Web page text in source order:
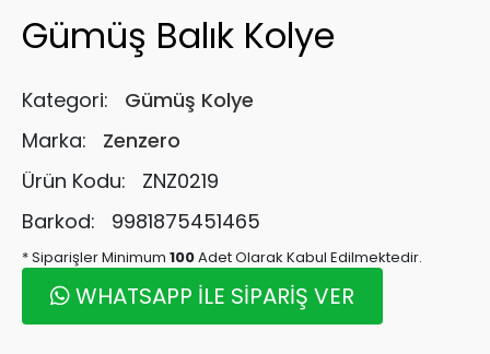
Gümüş Balık Kolye
Kategori:
Gümüş Kolye
Marka:
Zenzero
Ürün Kodu:
ZNZ0219
Barkod:
9981875451465
* Siparişler Minimum 100Adet Olarak Kabul Edilmektedir.
WHATSAPP İLE SİPARİŞ VER